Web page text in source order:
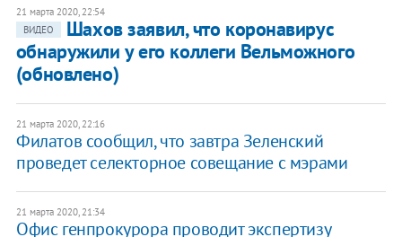
21 марта 2020, 22:54
ВИДЕО
Шахов заявил, что коронавирус
обнаружили у его коллеги Вельможного
(обновлено)
21 марта 2020, 22:16
Филатов сообщил, что завтра Зеленский
проведет селекторное совещание с мэрами
21 марта 2020, 21:34
Офис генпрокурора проводит экспертизу